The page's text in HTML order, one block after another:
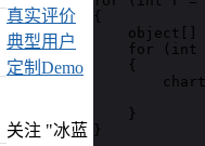
{
object[]
for (int
    {
    }
}
真实评价
典型用户
定制Demo
关注 "冰蓝